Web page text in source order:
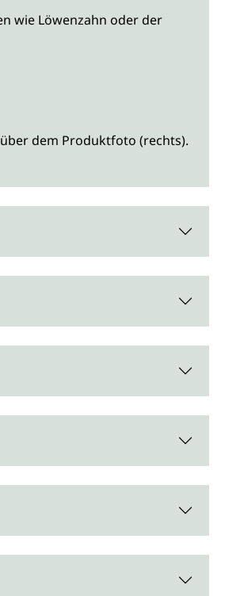
wie Löwenzahn oder der
dem Produktfoto (rechts).